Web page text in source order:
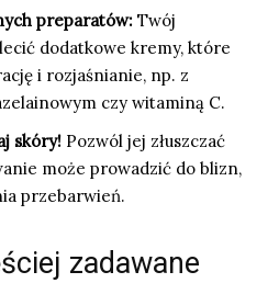
preparatów: Twój
dodatkowe kremy, które
i rozjaśnianie, np. z
czy witaminą C.
skóry! Pozwól jej złuszczać
może prowadzić do blizn,
przebarwień.
zadawane